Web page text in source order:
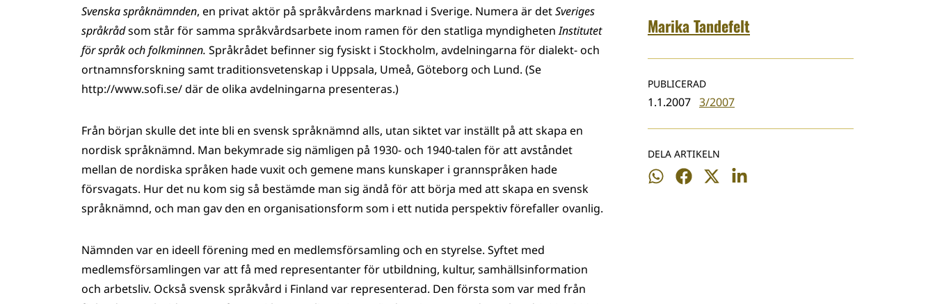
Marika Tandefelt
PUBLICERAD
1.1.2007 3/2007
DELA ARTIKELN
Dela
Dela
Dela
Dela
Svenska språknämnden, en privat aktör på språkvårdens marknad i Sverige. Numera är detSveriges
språkrådsom står för samma språkvårdsarbete inom ramen för den statliga myndighetenInstitutet
för språk och folkminnen. Språkrådet befinner sig fysiskt i Stockholm, avdelningarna för dialekt- och
ortnamnsforskning samt traditionsvetenskap i Uppsala, Umeå, Göteborg och Lund. (Se
http://www.sofi.se/ där de olika avdelningarna presenteras.)
Från början skulle det inte bli en svensk språknämnd alls, utan siktet var inställt på att skapa en
nordisk språknämnd. Man bekymrade sig nämligen på 1930- och 1940-talen för att avståndet
mellan de nordiska språken hade vuxit och gemene mans kunskaper i grannspråken hade
försvagats. Hur det nu kom sig så bestämde man sig ändå för att börja med att skapa en svensk
språknämnd, och man gav den en organisationsform som i ett nutida perspektiv förefaller ovanlig.
Nämnden var en ideell förening med en medlemsförsamling och en styrelse. Syftet med
medlemsförsamlingen var att få med representanter för utbildning, kultur, samhällsinformation
och arbetsliv. Också svensk språkvård i Finland var representerad. Den första som var med från